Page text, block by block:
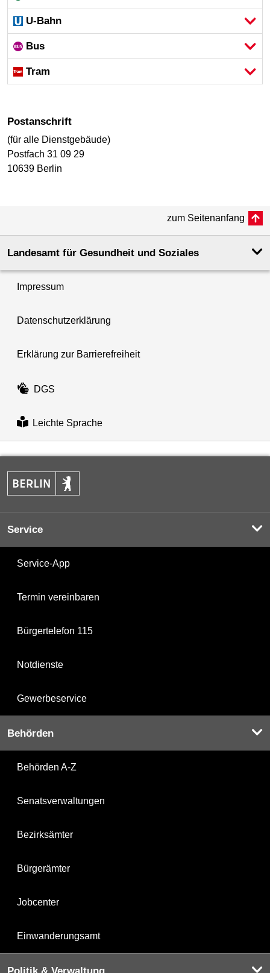
U-Bahn
Bus
Tram
Postanschrift
(für alle Dienstgebäude)
Postfach 31 09 29
10639 Berlin
zum Seitenanfang
Landesamt für Gesundheit und Soziales
Impressum
Datenschutzerklärung
Erklärung zur Barrierefreiheit
DGS
Leichte Sprache
Service
Service-App
Termin vereinbaren
Bürgertelefon 115
Notdienste
Gewerbeservice
Behörden
Behörden A-Z
Senatsverwaltungen
Bezirksämter
Bürgerämter
Jobcenter
Einwanderungsamt